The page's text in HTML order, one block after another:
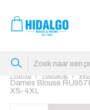
Home Kleding
Dames Blouse
XS-4XL